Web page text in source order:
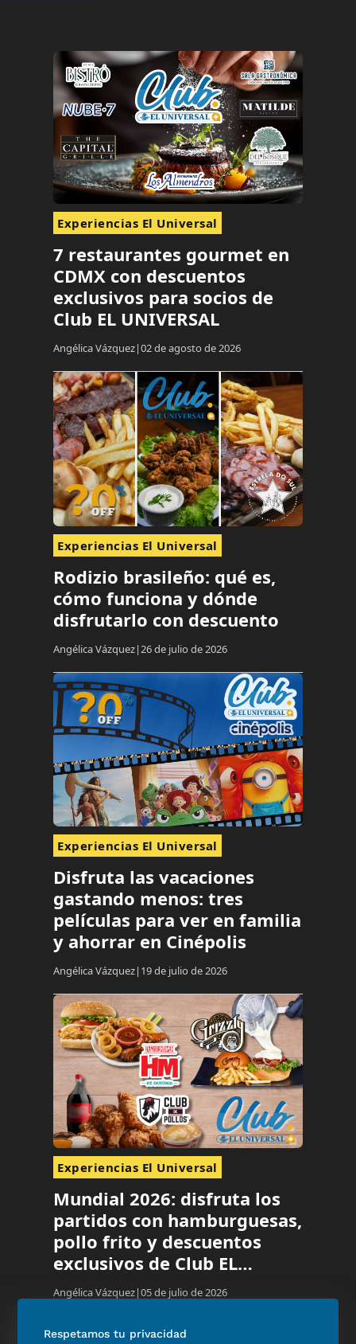
Experiencias El Universal
7 restaurantes gourmet en
CDMX con descuentos
exclusivos para socios de
Club EL UNIVERSAL
Angélica Vázquez 02 de agosto de 2026
Experiencias El Universal
Rodizio brasileño: qué es,
cómo funciona y dónde
disfrutarlo con descuento
Angélica Vázquez 26 de julio de 2026
Experiencias El Universal
Disfruta las vacaciones
gastando menos: tres
películas para ver en familia
y ahorrar en Cinépolis
Angélica Vázquez 19 de julio de 2026
Experiencias El Universal
Mundial 2026: disfruta los
partidos con hamburguesas,
pollo frito y descuentos
exclusivos de Club EL
UNIVERSAL
Angélica Vázquez 05 de julio de 2026
Respetamos tu privacidad